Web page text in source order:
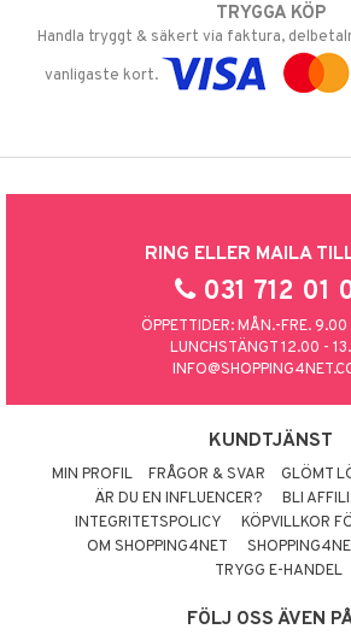
TRYGGA KÖP
Handla tryggt & säkert via faktura,
vanligaste kort.
RING ELLER MAILA
031 712 01
ÖPPETTIDER: MÅN.-FRE.
LUNCHSTÄNGT 12.00 -
KUNDTJÄNST
MIN PROFIL FRÅGOR & SVAR GLÖMT
ÄR DU EN INFLUENCER?
BLI
INTEGRITETSPOLICY
KÖPVILLKOR
OM SHOPPING4NET
TRYGG E-HANDEL
FÖLJ OSS ÄVEN